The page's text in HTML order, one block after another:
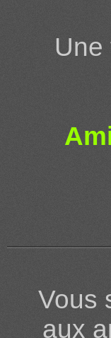
Une
Vous
aux